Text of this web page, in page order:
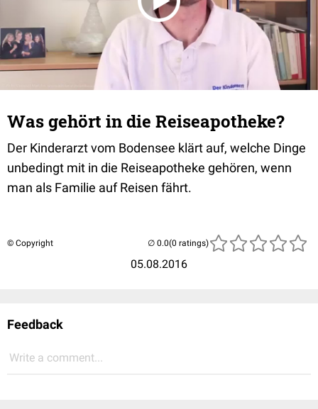
Was gehört in die Reiseapotheke?
Der Kinderarzt vom Bodensee klärt auf, welche Dinge
unbedingt mit in die Reiseapotheke gehören, wenn
man als Familie auf Reisen fährt.
© Copyright
05.08.2016
(0 ratings)
Feedback
Write a comment...